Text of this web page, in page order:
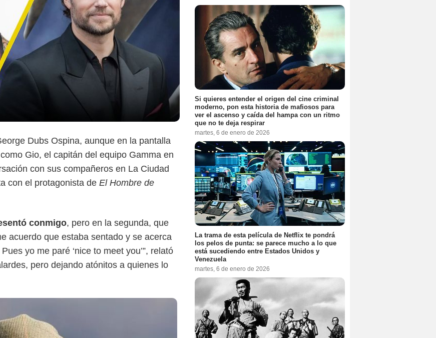
Dubs Ospina, aunque en la pantalla
Gio, el capitán del equipo Gamma en
con sus compañeros en La Ciudad
con el protagonista de El Hombre de
conmigo, pero en la segunda, que
acuerdo que estaba sentado y se acerca
yo me paré ‘nice to meet you’”, relató
pero dejando atónitos a quienes lo
Si quieres entender el origen del cine criminal
moderno, pon esta historia de mafiosos para
ver el ascenso y caída del hampa con un ritmo
que no te deja respirar
martes, 6 de enero de 2026
La trama de esta película de Netflix te pondrá
los pelos de punta: se parece mucho a lo que
está sucediendo entre Estados Unidos y
Venezuela
martes, 6 de enero de 2026